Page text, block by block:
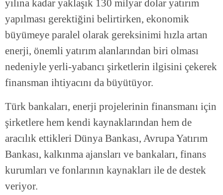
yılına kadar yaklaşık 130 milyar dolar yatırım
yapılması gerektiğini belirtirken, ekonomik
büyümeye paralel olarak gereksinimi hızla artan
enerji, önemli yatırım alanlarından biri olması
nedeniyle yerli-yabancı şirketlerin ilgisini çekerek
finansman ihtiyacını da büyütüyor.
Türk bankaları, enerji projelerinin finansmanı için
şirketlere hem kendi kaynaklarından hem de
aracılık ettikleri Dünya Bankası, Avrupa Yatırım
Bankası, kalkınma ajansları ve bankaları, finans
kurumları ve fonlarının kaynakları ile de destek
veriyor.